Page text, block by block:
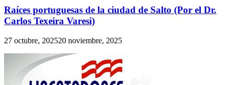
Raíces portuguesas de la ciudad de Salto (Por el Dr.
Carlos Texeira Varesi)
27 octubre, 202520 noviembre, 2025